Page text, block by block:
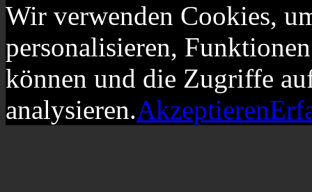
Wir verwenden Cookies,
personalisieren,
können und die Zugriffe
analysieren.Akzeptieren